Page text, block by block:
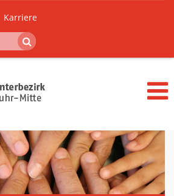
Karriere